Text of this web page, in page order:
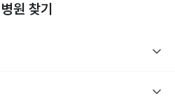
병원 찾기